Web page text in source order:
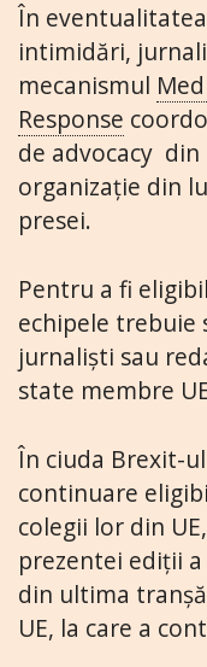
În
intimidări,
mecanismul
Response
de advocacy din
organizație din
presei.
Pentru a fi
echipele trebuie
jurnaliști sau
state membre
În ciuda Brexit-
continuare
colegii lor din
prezentei ediții
din ultima
UE, la care a